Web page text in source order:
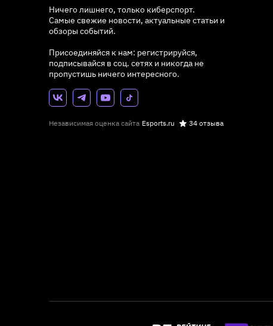
Ничего лишнего, только киберспорт.
Самые свежие новости, актуальные статьи и
обзоры событий.
Присоединяйся к нам: регистрируйся,
подписывайся в соц. сетях и никогда не
пропустишь ничего интересного.
Независимая оценка сайта Esports.ru 34 отзыва